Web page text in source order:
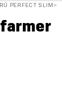
PERFECT SLIM>